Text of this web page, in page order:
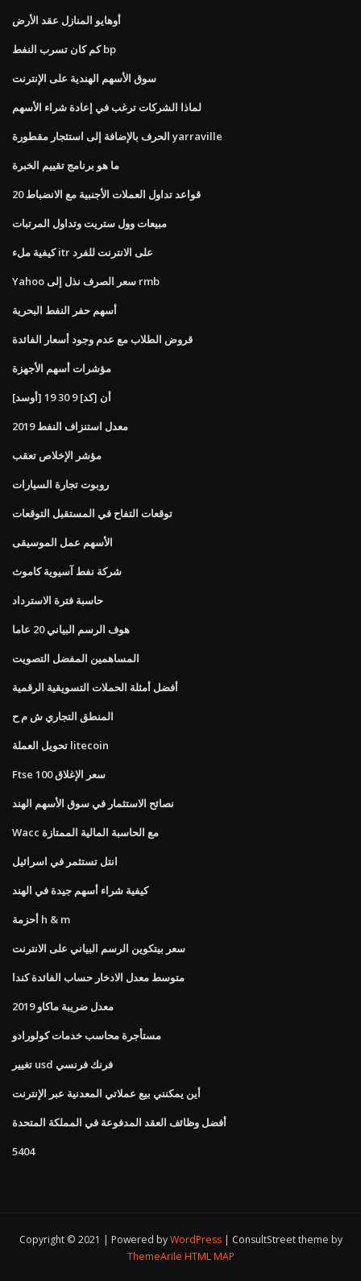
أوهايو المنازل عقد الأرض
كم كان تسرب النفط bp
سوق الأسهم الهندية على الإنترنت
لماذا الشركات ترغب في إعادة شراء الأسهم
الحرف بالإضافة إلى استئجار مقطورة yarraville
ما هو برنامج تقييم الخبرة
20 قواعد تداول العملات الأجنبية مع الانضباط
مبيعات وول ستريت وتداول المرتبات
كيفية ملء itr على الانترنت للفرد
Yahoo سعر الصرف نذل إلى rmb
أسهم حفر النفط البحرية
قروض الطلاب مع عدم وجود أسعار الفائدة
مؤشرات أسهم الأجهزة
[أوسد] أن [كد] 9 30 19
معدل استنزاف النفط 2019
مؤشر الإخلاص تعقب
روبوت تجارة السيارات
توقعات التفاح في المستقبل التوقعات
الأسهم عمل الموسيقى
شركة نفط آسيوية كاموث
حاسبة فترة الاسترداد
هوف الرسم البياني 20 عاما
المساهمين المفضل التصويت
أفضل أمثلة الحملات التسويقية الرقمية
المنطق التجاري ش م ح
تحويل العملة litecoin
Ftse 100 سعر الإغلاق
نصائح الاستثمار في سوق الأسهم الهند
Wacc مع الحاسبة المالية الممتازة
انتل تستثمر في اسرائيل
كيفية شراء أسهم جيدة في الهند
أحزمة h & m
سعر بيتكوين الرسم البياني على الانترنت
متوسط ​​معدل الادخار حساب الفائدة كندا
معدل ضريبة ماكاو 2019
مستأجرة محاسب خدمات كولورادو
تغيير usd فرنك فرنسي
أين يمكنني بيع عملاتي المعدنية عبر الإنترنت
أفضل وظائف العقد المدفوعة في المملكة المتحدة
5404
Copyright © 2021 | Powered byWordPress
ConsultStreet theme by
ThemeArile HTML MAP